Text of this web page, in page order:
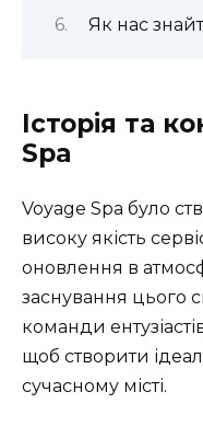
Як нас
Історія та
Spa
Voyage Spa було
високу якість
оновлення в
заснування цього
команди
щоб створити
сучасному місті.